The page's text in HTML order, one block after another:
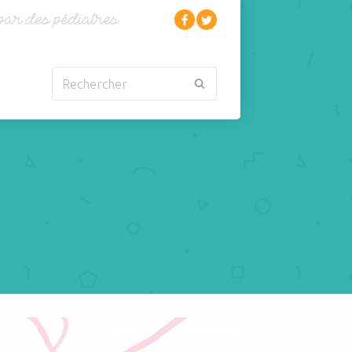
Rechercher
Pédiatrie
Pneumologie
Sommeil
Tabagisme Vapotage
sur les bébés avec le Dr Arnault Pfersdorff - La Maison des